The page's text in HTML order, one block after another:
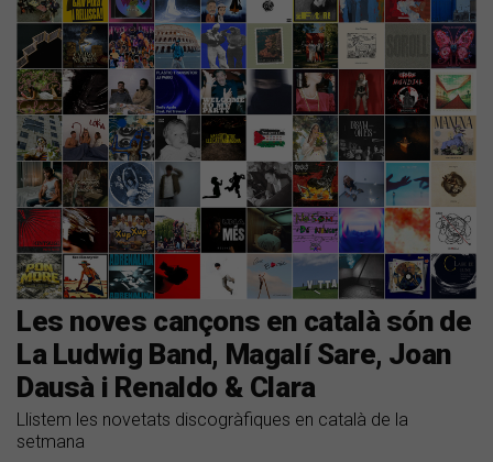
Les noves cançons en català són de
La Ludwig Band, Magalí Sare, Joan
Dausà i Renaldo & Clara
Llistem les novetats discogràfiques en català de la
setmana